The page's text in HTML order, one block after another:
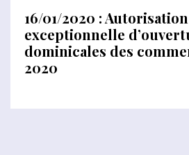
16/01/2020 : Autorisation
exceptionnelle
dominicales des
2020